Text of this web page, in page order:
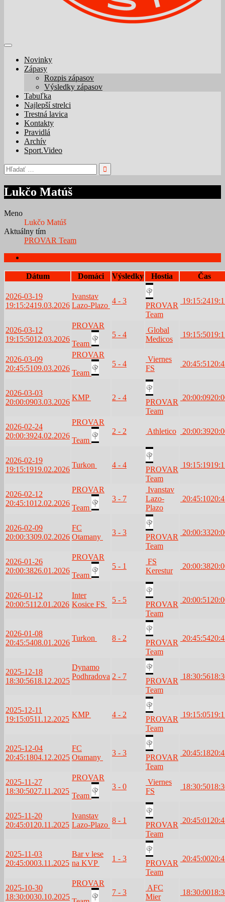
Novinky
Zápasy
Rozpis zápasov
Výsledky zápasov
Tabuľka
Najlepší strelci
Trestná lavica
Kontakty
Pravidlá
Archív
Sport.Video
Hľadať:
Lukčo Matúš
Meno
Lukčo Matúš
Aktuálny tím
PROVAR Team
Dátum Domáci Výsledky Hostia Čas
2026-03-19
19:15:2419.03.2026
Ivanstav
Lazo-Plazo
4 - 3
PROVAR
Team
19:15:24
2026-03-12
19:15:5012.03.2026
PROVAR
Team
5 - 4
Global
Medicos
19:15:50
2026-03-09
20:45:5109.03.2026
PROVAR
Team
5 - 4
Viernes
FS
20:45:51
2026-03-03
20:00:0903.03.2026
KMP 2 - 4
PROVAR
Team
20:00:09
2026-02-24
20:00:3924.02.2026
PROVAR
Team
2 - 2 Athletico 20:00:39
2026-02-19
19:15:1919.02.2026
Turkon 4 - 4
PROVAR
Team
19:15:19
2026-02-12
20:45:1012.02.2026
PROVAR
Team
3 - 7
Ivanstav
Lazo-
Plazo
20:45:10
2026-02-09
20:00:3309.02.2026
FC
Otamany
3 - 3
PROVAR
Team
20:00:33
2026-01-26
20:00:3826.01.2026
PROVAR
Team
5 - 1
FS
Kerestur
20:00:38
2026-01-12
20:00:5112.01.2026
Inter
Kosice FS
5 - 5
PROVAR
Team
20:00:51
2026-01-08
20:45:5408.01.2026
Turkon 8 - 2
PROVAR
Team
20:45:54
2025-12-18
18:30:5618.12.2025
Dynamo
Podhradova 2 - 7
PROVAR
Team
18:30:56
2025-12-11
19:15:0511.12.2025
KMP 4 - 2
PROVAR
Team
19:15:05
2025-12-04
20:45:1804.12.2025
FC
Otamany
3 - 3
PROVAR
Team
20:45:18
2025-11-27
18:30:5027.11.2025
PROVAR
Team
3 - 0
Viernes
FS
18:30:50
2025-11-20
20:45:01 20.11.2025
Ivanstav
Lazo-Plazo
8 - 1
PROVAR
Team
20:45:01
2025-11-03
20:45:0003.11.2025
Bar v lese
na KVP
1 - 3
PROVAR
Team
20:45:00
2025-10-30
18:30:0030.10.2025
PROVAR
7 - 3
AFC
Mier
18:30:00